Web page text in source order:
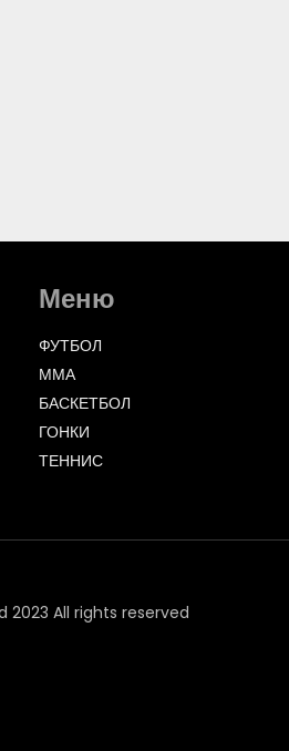
Меню
ФУТБОЛ
ММА
БАСКЕТБОЛ
ГОНКИ
ТЕННИС
2023 All rights reserved